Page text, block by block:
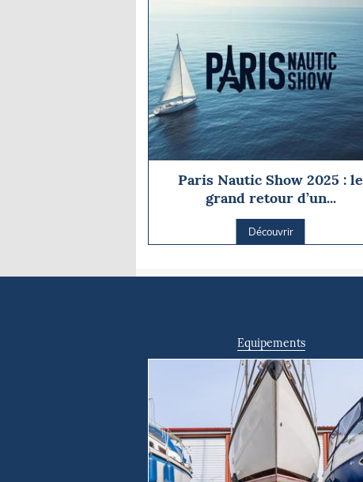
Paris Nautic Show 2025 : le
grand retour d’un...
Découvrir
Equipements